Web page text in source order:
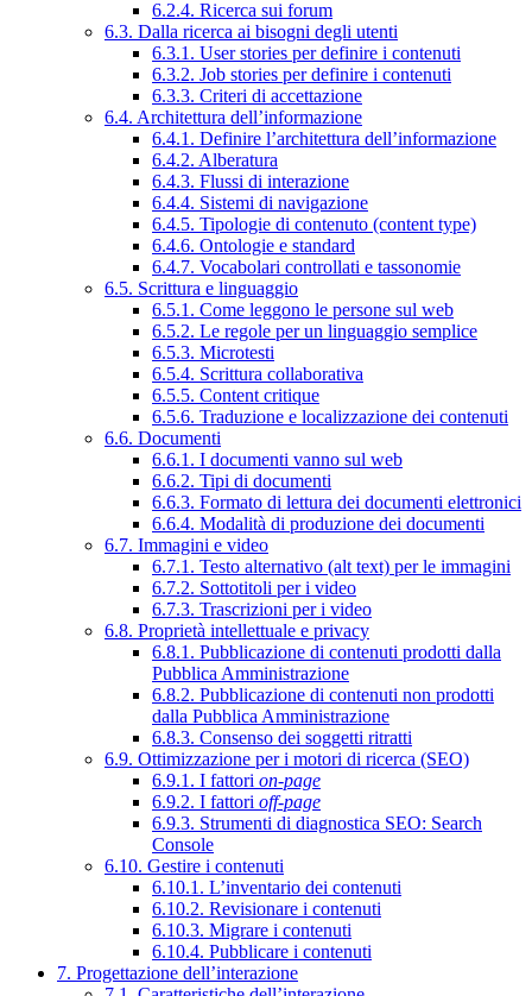
6.2.4. Ricerca sui forum
6.3. Dalla ricerca ai bisogni degli utenti
6.3.1. User stories per definire i contenuti
6.3.2. Job stories per definire i contenuti
6.3.3. Criteri di accettazione
6.4. Architettura dell’informazione
6.4.1. Definire l’architettura dell’informazione
6.4.2. Alberatura
6.4.3. Flussi di interazione
6.4.4. Sistemi di navigazione
6.4.5. Tipologie di contenuto (content type)
6.4.6. Ontologie e standard
6.4.7. Vocabolari controllati e tassonomie
6.5. Scrittura e linguaggio
6.5.1. Come leggono le persone sul web
6.5.2. Le regole per un linguaggio semplice
6.5.3. Microtesti
6.5.4. Scrittura collaborativa
6.5.5. Content critique
6.5.6. Traduzione e localizzazione dei contenuti
6.6. Documenti
6.6.1. I documenti vanno sul web
6.6.2. Tipi di documenti
6.6.3. Formato di lettura dei documenti elettronici
6.6.4. Modalità di produzione dei documenti
6.7. Immagini e video
6.7.1. Testo alternativo (alt text) per le immagini
6.7.2. Sottotitoli per i video
6.7.3. Trascrizioni per i video
6.8. Proprietà intellettuale e privacy
6.8.1. Pubblicazione di contenuti prodotti dalla
Pubblica Amministrazione
6.8.2. Pubblicazione di contenuti non prodotti
dalla Pubblica Amministrazione
6.8.3. Consenso dei soggetti ritratti
6.9. Ottimizzazione per i motori di ricerca (SEO)
6.9.1. I fattori on-page
6.9.2. I fattori off-page
6.9.3. Strumenti di diagnostica SEO: Search
Console
6.10. Gestire i contenuti
6.10.1. L’inventario dei contenuti
6.10.2. Revisionare i contenuti
6.10.3. Migrare i contenuti
6.10.4. Pubblicare i contenuti
7. Progettazione dell’interazione